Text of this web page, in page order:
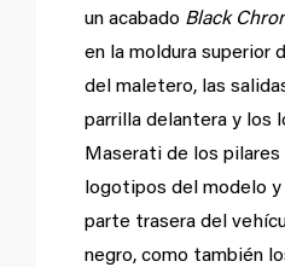
un acabado Black
en la moldura superior
del maletero, las
parrilla delantera y los
Maserati de los pilares
logotipos del modelo
parte trasera del
negro, como también